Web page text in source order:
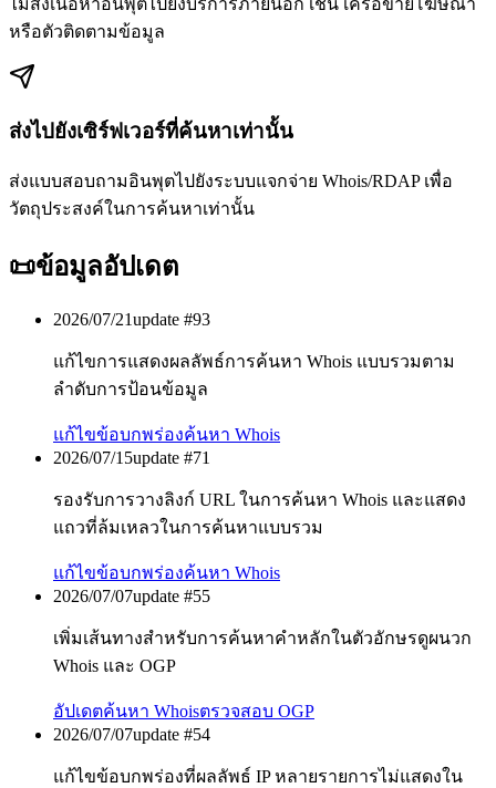
ไม่ส่งเนื้อหาอินพุตไปยังบริการภายนอก เช่น เครือข่ายโฆษณา
หรือตัวติดตามข้อมูล
ส่งไปยังเซิร์ฟเวอร์ที่ค้นหาเท่านั้น
ส่งแบบสอบถามอินพุตไปยังระบบแจกจ่าย Whois/RDAP เพื่อ
วัตถุประสงค์ในการค้นหาเท่านั้น
📜ข้อมูลอัปเดต
2026/07/21update #93
แก้ไขการแสดงผลลัพธ์การค้นหา Whois แบบรวมตาม
ลำดับการป้อนข้อมูล
แก้ไขข้อบกพร่องค้นหา Whois
2026/07/15update #71
รองรับการวางลิงก์ URL ในการค้นหา Whois และแสดง
แถวที่ล้มเหลวในการค้นหาแบบรวม
แก้ไขข้อบกพร่องค้นหา Whois
2026/07/07update #55
เพิ่มเส้นทางสำหรับการค้นหาคำหลักในตัวอักษรดูผนวก
Whois และ OGP
อัปเดตค้นหา Whoisตรวจสอบ OGP
2026/07/07update #54
แก้ไขข้อบกพร่องที่ผลลัพธ์ IP หลายรายการไม่แสดงใน